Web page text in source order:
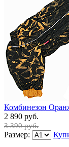
Комбинезон
2 890 руб.
3 390 руб.
Размер: